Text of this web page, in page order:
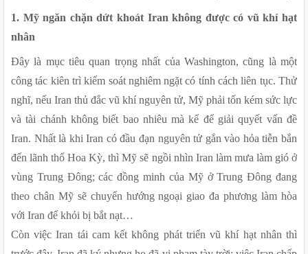
1. Mỹ ngăn chặn dứt khoát Iran không được có vũ khí hạt
nhân
Đây là mục tiêu quan trọng nhất của Washington, cũng là một
công tác kiên trì kiểm soát nghiêm ngặt có tính cách liên tục. Thử
nghĩ, nếu Iran thủ đắc vũ khí nguyên tử, Mỹ phải tốn kém sức lực
và tài chánh không biết bao nhiêu mà kể để giải quyết vấn đề
Iran. Nhất là khi Iran có đầu đạn nguyên tử gắn vào hỏa tiễn bắn
đến lãnh thổ Hoa Kỳ, thì Mỹ sẽ ngồi nhìn Iran làm mưa làm gió ở
vùng Trung Đông; các đồng minh của Mỹ ở Trung Đông đang
theo chân Mỹ sẽ chuyển hướng ngoại giao đa phương làm hòa
với Iran để khỏi bị bắt nạt…
Còn việc Iran tái cam kết không phát triển vũ khí hạt nhân thì